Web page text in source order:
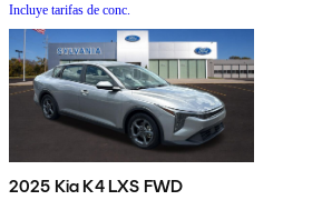
Incluye tarifas de conc.
2025 Kia K4 LXS FWD